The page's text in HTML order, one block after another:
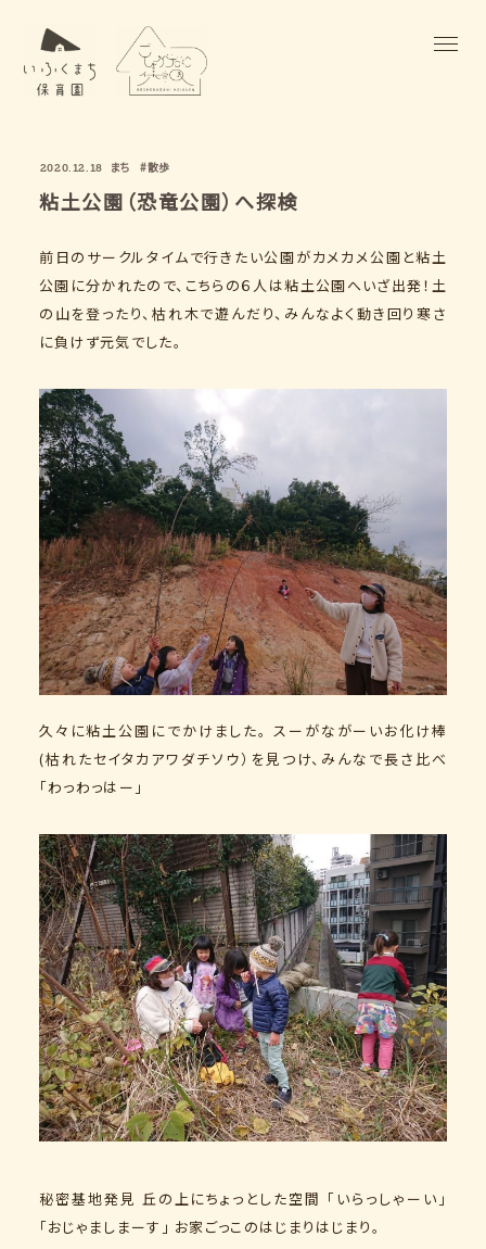
2020.12.18 まち #散歩
粘土公園（恐竜公園）へ探検
前日のサークルタイムで行きたい公園がカメカメ公園と粘土
公園に分かれたので、こちらの６人は粘土公園へいざ出発！土
の山を登ったり、枯れ木で遊んだり、みんなよく動き回り寒さ
に負けず元気でした。
久々に粘土公園にでかけました。 スーがながーいお化け棒
(枯れたセイタカアワダチソウ）を見つけ、みんなで長さ比べ
「わっわっはー」
秘密基地発見 丘の上にちょっとした空間 「いらっしゃーい」
「おじゃましまーす」 お家ごっこのはじまりはじまり。